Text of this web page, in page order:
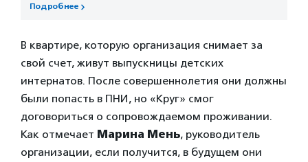
Подробнее
В квартире, которую организация снимает за
свой счет, живут выпускницы детских
интернатов. После совершеннолетия они должны
были попасть в ПНИ, но «Круг» смог
договориться о сопровождаемом проживании.
Как отмечает Марина Мень, руководитель
организации, если получится, в будущем они